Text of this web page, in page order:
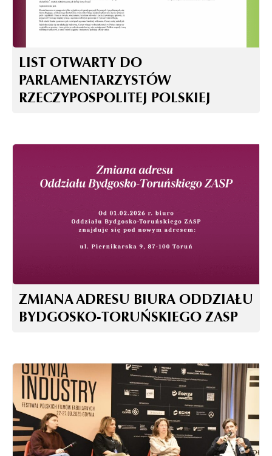
LIST OTWARTY DO
PARLAMENTARZYSTÓW
RZECZYPOSPOLITEJ POLSKIEJ
ZMIANA ADRESU BIURA ODDZIAŁU
BYDGOSKO-TORUŃSKIEGO ZASP